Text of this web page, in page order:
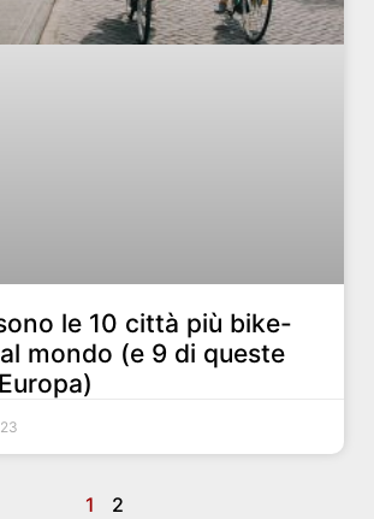
le 10 città più bike-
mondo (e 9 di queste
1 2